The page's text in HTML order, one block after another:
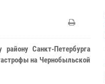
Санкт-Петербурга
на Чернобыльской